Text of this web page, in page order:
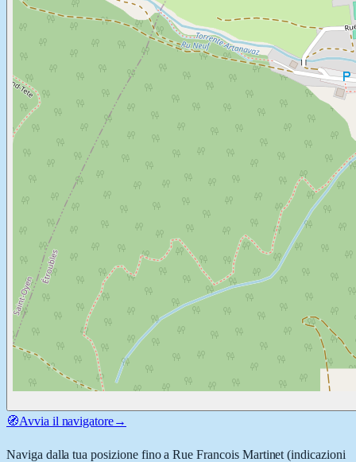
🧭Avvia il navigatore→
Naviga dalla tua posizione fino aRue Francois Martinet (indicazioni